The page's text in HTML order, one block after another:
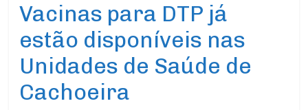
Vacinas para DTP já
estão disponíveis nas
Unidades de Saúde de
Cachoeira